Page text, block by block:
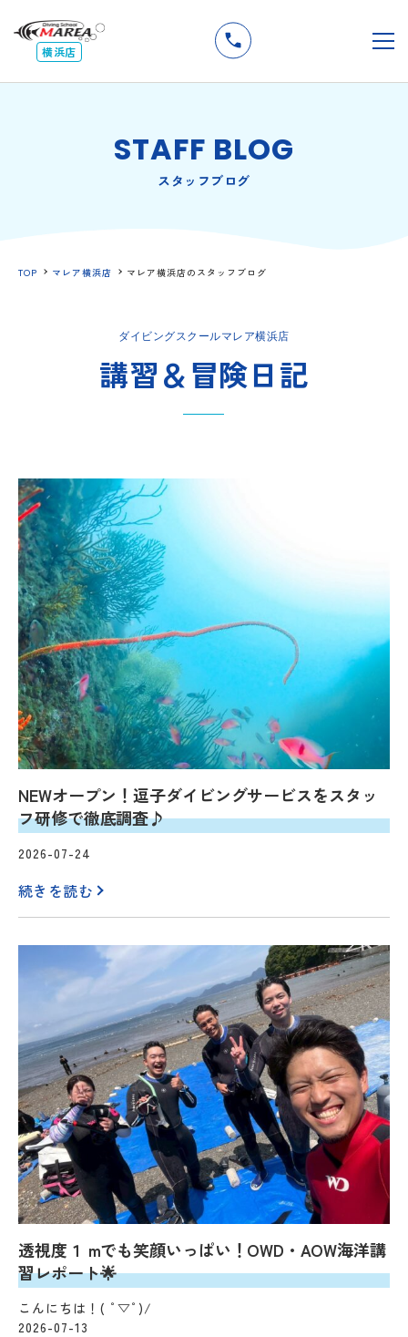
横浜店
STAFF BLOG
スタッフブログ
TOP マレア横浜店 マレア横浜店のスタッフブログ
ダイビングスクールマレア横浜店
講習＆冒険日記
NEWオープン！逗子ダイビングサービスをスタッ
フ研修で徹底調査♪
2026-07-24
続きを読む
透視度１ mでも笑顔いっぱい！OWD・AOW海洋講
習レポート🌟
こんにちは！( ﾟ▽ﾟ)/
2026-07-13